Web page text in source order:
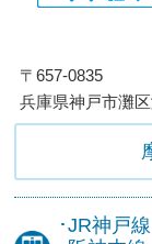
〒657-0835
兵庫県神戸市灘
･JR神戸線